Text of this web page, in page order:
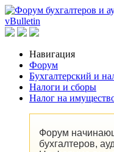
Навигация
Форум
Бухгалтерский и
Налоги и сборы
Налог на
Форум
бухгалтеров,